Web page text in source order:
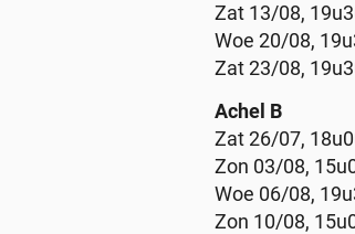
Zat 13/08,
Woe 20/08,
Zat 23/08,
Achel B
Zat 26/07,
Zon 03/08,
Woe 06/08,
Zon 10/08,